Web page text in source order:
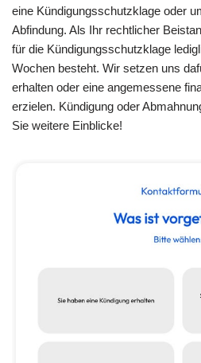
eine Kündigungsschutzklage oder
Abfindung. Als Ihr rechtlicher
für die Kündigungsschutzklage
Wochen besteht. Wir setzen uns
erhalten oder eine angemessene
erzielen. Kündigung oder
Sie weitere Einblicke!